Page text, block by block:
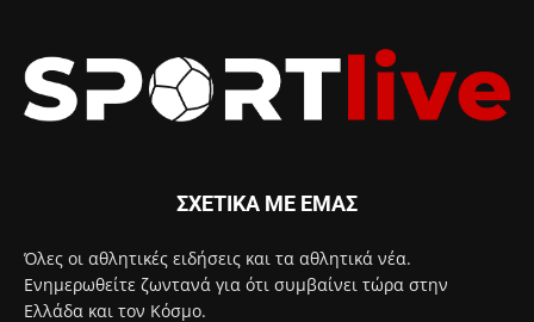
ΣΧΕΤΙΚΑ ΜΕ ΕΜΑΣ
Όλες οι αθλητικές ειδήσεις και τα αθλητικά νέα.
Ενημερωθείτε ζωντανά για ότι συμβαίνει τώρα στην
Ελλάδα και τον Κόσμο.